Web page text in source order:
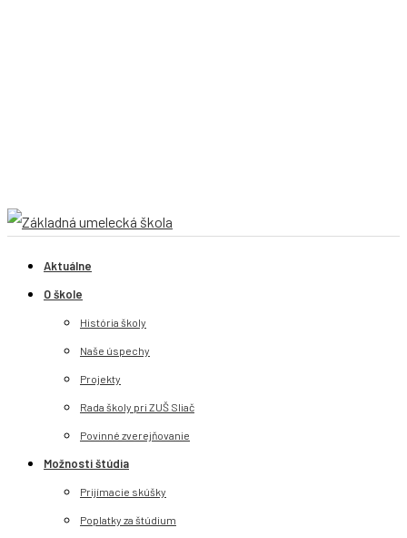
Aktuálne
O škole
História školy
Naše úspechy
Projekty
Rada školy pri ZUŠ Sliač
Povinné zverejňovanie
Možnosti štúdia
Prijímacie skúšky
Poplatky za štúdium